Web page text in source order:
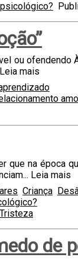
ou ofendendo
Leia mais
que na época
Leia mais
Criança
Tristeza
de